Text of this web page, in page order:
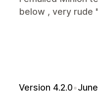
below , very rude
Version 4.2.0•